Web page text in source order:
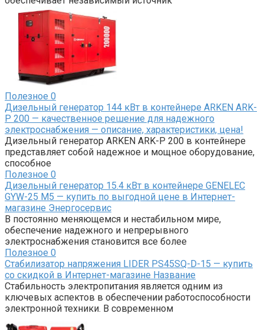
Полезное 0
Дизельный генератор 144 кВт в контейнере ARKEN ARK-
P 200 — качественное решение для надежного
электроснабжения — описание, характеристики, цена!
Дизельный генератор ARKEN ARK-P 200 в контейнере
представляет собой надежное и мощное оборудование,
способное
Полезное 0
Дизельный генератор 15.4 кВт в контейнере GENELEC
GYW-25 M5 — купить по выгодной цене в Интернет-
магазине Энергосервис
В постоянно меняющемся и нестабильном мире,
обеспечение надежного и непрерывного
электроснабжения становится все более
Полезное 0
Стабилизатор напряжения LIDER PS45SQ-D-15 — купить
со скидкой в Интернет-магазине Название
Стабильность электропитания является одним из
ключевых аспектов в обеспечении работоспособности
электронной техники. В современном